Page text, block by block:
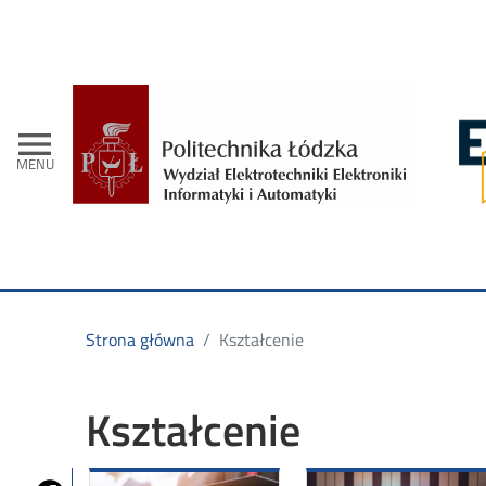
menu
MENU
-
Strona główna Kształcenie
Kształcenie